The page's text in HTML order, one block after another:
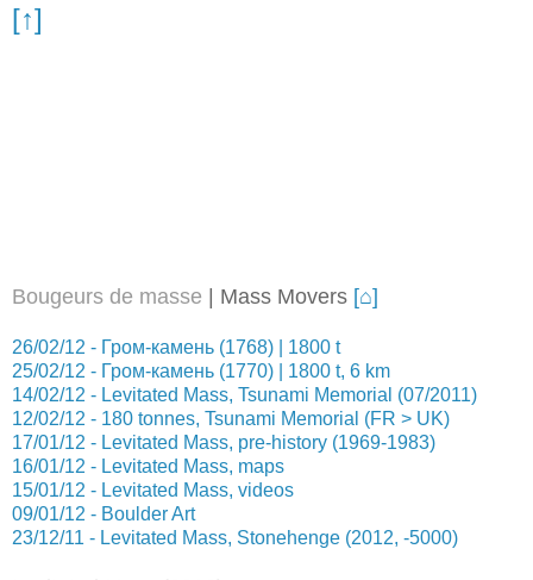
[↑]
Bougeurs de masse | Mass Movers [⌂]
26/02/12 - Гром-камень (1768) | 1800 t
25/02/12 - Гром-камень (1770) | 1800 t, 6 km
14/02/12 - Levitated Mass, Tsunami Memorial (07/2011)
12/02/12 - 180 tonnes, Tsunami Memorial (FR > UK)
17/01/12 - Levitated Mass, pre-history (1969-1983)
16/01/12 - Levitated Mass, maps
15/01/12 - Levitated Mass, videos
09/01/12 - Boulder Art
23/12/11 - Levitated Mass, Stonehenge (2012, -5000)